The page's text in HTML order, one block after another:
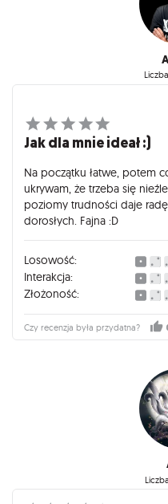
Jak dla mnie ideał :)
Na początku łatwe, potem
ukrywam, że trzeba się
poziomy trudności daje
dorosłych. Fajna :D
Losowość:
Interakcja:
Złożoność:
Czy recenzja była przydatna?